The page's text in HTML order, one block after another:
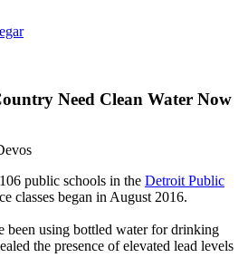
Need Clean Water Now
public schools in the Detroit Public
classes began in August 2016.
been using bottled water for drinking
the presence of elevated lead levels